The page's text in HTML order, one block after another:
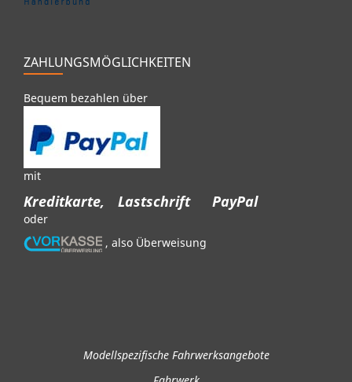
ZAHLUNGSMÖGLICHKEITEN
Bequem bezahlen über
mit
Kreditkarte, Lastschrift PayPal
oder
, also Überweisung
Modellspezifische Fahrwerksangebote